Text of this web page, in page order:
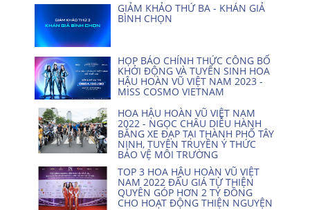
GIẢM KHẢO THỨ BA - KHÁN GIẢ
BÌNH CHỌN
HỌP BÁO CHÍNH THỨC CÔNG BỐ
KHỞI ĐỘNG VÀ TUYỂN SINH HOA
HẬU HOÀN VŨ VIỆT NAM 2023 -
MISS COSMO VIETNAM
HOA HẬU HOÀN VŨ VIỆT NAM
2022 - NGỌC CHÂU DIỄU HÀNH
BẰNG XE ĐẠP TẠI THÀNH PHỐ TÂY
NINH, TUYÊN TRUYỀN Ý THỨC
BẢO VỆ MÔI TRƯỜNG
TOP 3 HOA HẬU HOÀN VŨ VIỆT
NAM 2022 ĐẤU GIÁ TỪ THIỆN
QUYÊN GÓP HƠN 2 TỶ ĐỒNG
CHO HOẠT ĐỘNG THIỆN NGUYỆN